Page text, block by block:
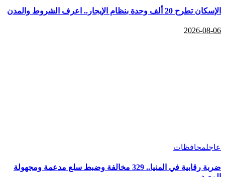
الإسكان تطرح 20 ألف وحدة بنظام الإيجار.. اعرف الشروط والمدن
2026-08-06
عاجلمحافظات
ضربة رقابية في المنيا.. 329 مخالفة وضبط سلع مدعمة ومجهولة